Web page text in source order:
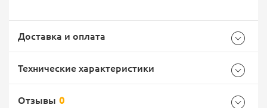
Доставка и оплата
Технические характеристики
Отзывы 0